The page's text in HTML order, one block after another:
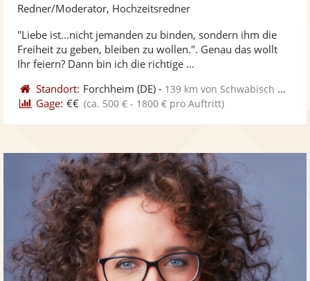
Redner/Moderator, Hochzeitsredner
"Liebe ist...nicht jemanden zu binden, sondern ihm die
Freiheit zu geben, bleiben zu wollen.". Genau das wollt
Ihr feiern? Dann bin ich die richtige ...
Standort: Forchheim (DE) - 139 km von Schwäbisch Gmünd
Gage: €€ (ca. 500 € - 1800 € pro Auftritt)